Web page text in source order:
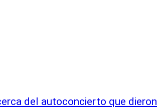
del autoconcierto que dieron